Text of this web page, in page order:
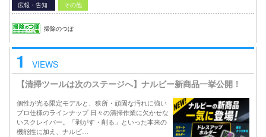
広報・告知 その他
掃除のつぼ
1
VIEWS
【清掃ツールは次のステージへ】ナルビー新商品一挙公開！
個性が光る限定モデルと、狭所・頑固な汚れに強い
プロ仕様のラインナップ 日々の清掃作業に欠かせな
いスクレイパー。「剥がす・削る」といった本来の
機能性に加え、ナルビ…